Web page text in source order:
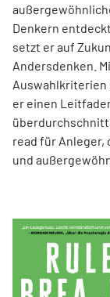
Denkern
setzt er auf
Andersdenken.
er einen
read für Anleger,
und